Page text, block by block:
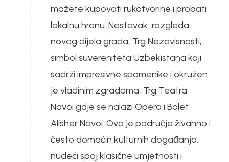
možete kupovati rukotvorine i probati
lokalnu hranu. Nastavak razgleda
novog dijela grada; Trg Nezavisnosti,
simbol suvereniteta Uzbekistana koji
sadrži impresivne spomenike i okružen
je vladinim zgradama; Trg Teatra
Navoi gdje se nalazi Opera i Balet
Alisher Navoi. Ovo je područje živahno i
često domaćin kulturnih događanja,
nudeći spoj klasične umjetnosti i